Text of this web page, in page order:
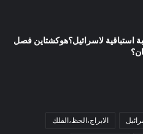
استباقية لاسرائيل؟هوكشتاين فصل
الابراج،الحظ،الفلك